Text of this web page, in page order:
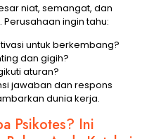
niat, semangat, dan
ingin tahu:
untuk berkembang?
dan gigih?
aturan?
jawaban dan respons
dunia kerja.
Psikotes? Ini